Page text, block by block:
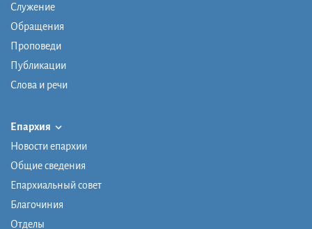
Служение
Обращения
Проповеди
Публикации
Слова и речи
Епархия
Новости епархии
Общие сведения
Епархиальный совет
Благочиния
Отделы